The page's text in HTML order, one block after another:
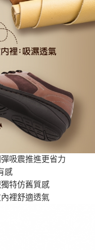
吸震推進更省力
感
特仿舊質感
裡舒適透氣